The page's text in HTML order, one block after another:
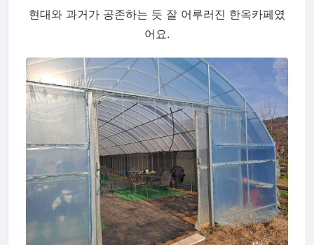
현대와 과거가 공존하는 듯 잘 어루러진 한옥카페였
어요.